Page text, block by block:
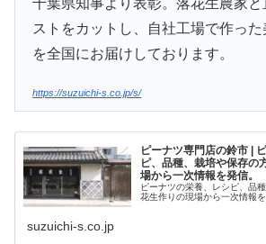
ストをカットし、自社工場で作っ
を全国にお届けしております。
https://suzuichi-s.co.jp/s/
ピーナツ専門店の鈴市 |
ピ、品種、栽培や保存の
場から一次情報を発信。
ピーナツの栄養、レシピ、品
花生作りの現場から一次情報を
suzuichi-s.co.jp